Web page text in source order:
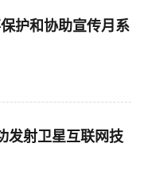
护和协助宣传月系
发射卫星互联网技